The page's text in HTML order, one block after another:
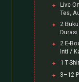
Live
Tes,
2
Durasi
2 E-
Inti /
1 T-
3–12